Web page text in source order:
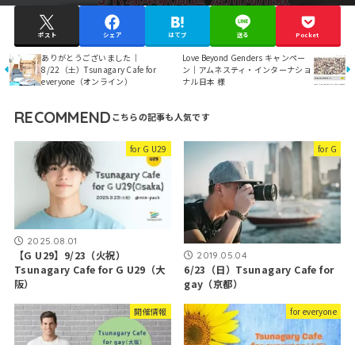
ポスト シェア はてブ 送る Pocket
ありがとうございました｜
8/22（土）Tsunagary Cafe for
everyone（オンライン）
Love Beyond Genders キャンペー
ン｜アムネスティ・インターナショ
ナル日本 様
RECOMMEND
for G U29
2025.08.01
【G U29】9/23（火祝）
Tsunagary Cafe for G U29（大
阪）
for G
2019.05.04
6/23（日）Tsunagary Cafe for
gay（京都）
開催情報 for everyone